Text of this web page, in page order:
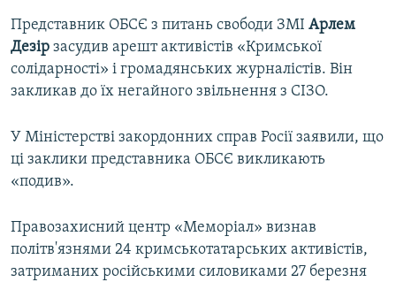
Представник ОБСЄ з питань свободи ЗМІ Арлем
Дезір засудив арешт активістів «Кримської
солідарності» і громадянських журналістів. Він
закликав до їх негайного звільнення з СІЗО.
У Міністерстві закордонних справ Росії заявили, що
ці заклики представника ОБСЄ викликають
«подив».
Правозахисний центр «Меморіал» визнав
політв'язнями 24 кримськотатарських активістів,
затриманих російськими силовиками 27 березня